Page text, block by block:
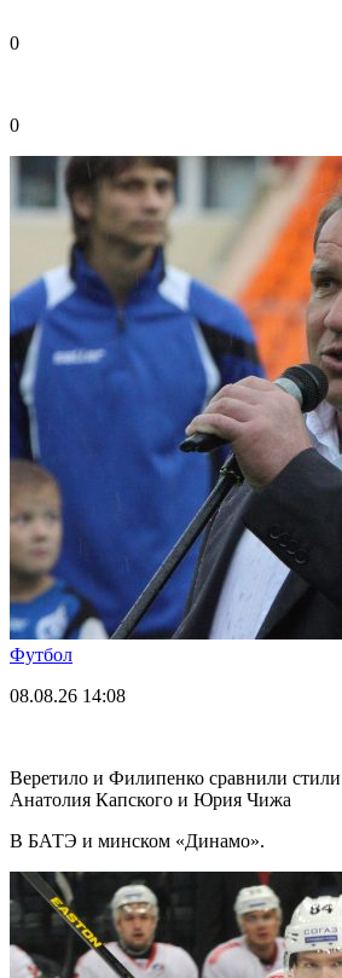
0
0
Футбол
08.08.26 14:08
Веретило и Филипенко сравнили стили
Анатолия Капского и Юрия Чижа
В БАТЭ и минском «Динамо».